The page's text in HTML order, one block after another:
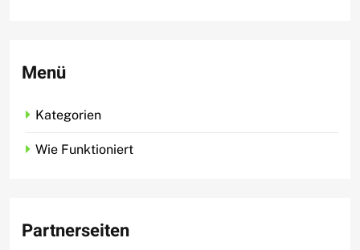
Menü
Kategorien
Wie Funktioniert
Partnerseiten